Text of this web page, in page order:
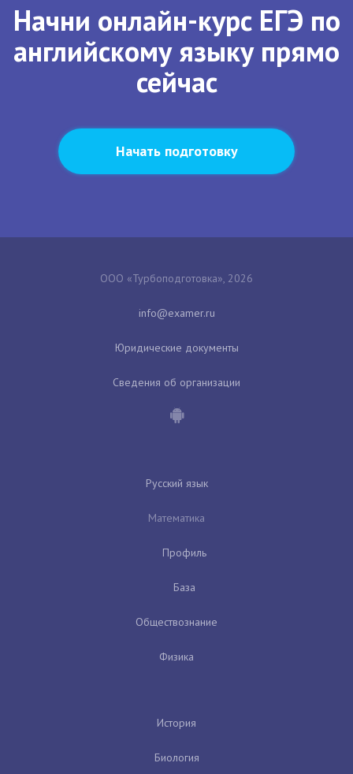
Начни онлайн-курс ЕГЭ по
английскому языку прямо
сейчас
Начать подготовку
ООО «Турбоподготовка», 2026
Юридические документы
Сведения об организации
Русский язык
Математика
Профиль
База
Обществознание
Физика
История
Биология